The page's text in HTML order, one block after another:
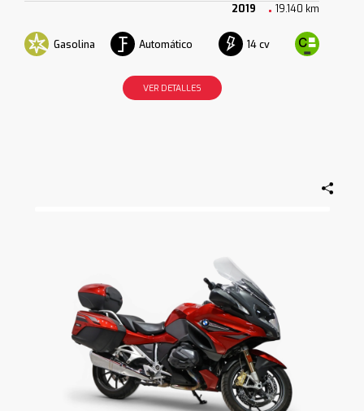
2019 19.140 km
Gasolina Automático 14 cv
VER DETALLES